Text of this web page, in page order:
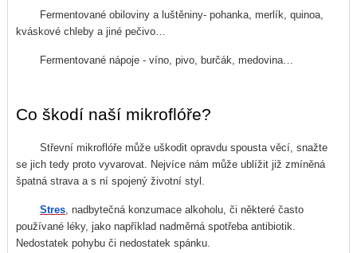
Fermentované obiloviny a luštěniny- pohanka, merlík, quinoa,
kváskové chleby a jiné pečivo…
Fermentované nápoje - víno, pivo, burčák, medovina…
Co škodí naší mikroflóře?
Střevní mikroflóře může uškodit opravdu spousta věcí, snažte
se jich tedy proto vyvarovat. Nejvíce nám může ublížit již zmíněná
špatná strava a s ní spojený životní styl.
Stres , nadbytečná konzumace alkoholu, či některé často
používané léky, jako například nadměrná spotřeba antibiotik.
Nedostatek pohybu či nedostatek spánku.